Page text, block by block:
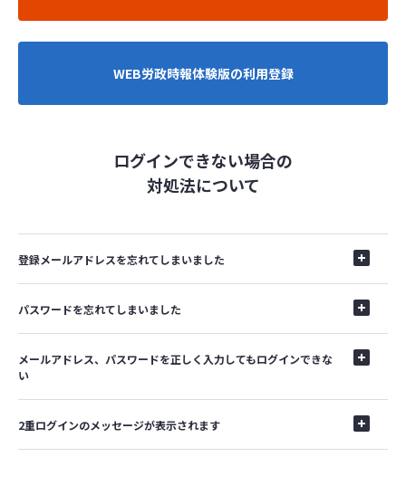
WEB労政時報体験版の利用登録
ログインできない場合の
対処法について
登録メールアドレスを忘れてしまいました
パスワードを忘れてしまいました
メールアドレス、パスワードを正しく入力してもログインできな
い
2重ログインのメッセージが表示されます